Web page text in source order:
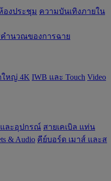
องประชุม ความบันเทิงภายใน
คำนวณของการฉาย
หญ่ 4K IWB และ Touch Video
และอุปกรณ์ สายเคเบิล แท่น
& Audio คีย์บอร์ด เมาส์ และส